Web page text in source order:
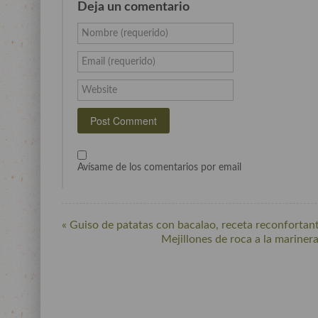
Deja un comentario
Nombre (requerido)
Email (requerido)
Website
Avísame de los comentarios por email
« Guiso de patatas con bacalao, receta
Mejillones de roca a la